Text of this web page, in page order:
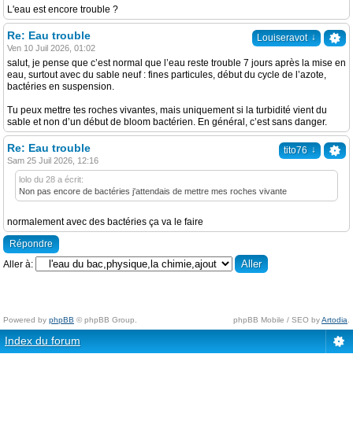
L'eau est encore trouble ?
Louiseravot ↓
Re: Eau trouble
Ven 10 Juil 2026, 01:02
salut, je pense que c’est normal que l’eau reste trouble 7 jours après la mise en
eau, surtout avec du sable neuf : fines particules, début du cycle de l’azote,
bactéries en suspension.
Tu peux mettre tes roches vivantes, mais uniquement si la turbidité vient du
sable et non d’un début de bloom bactérien. En général, c’est sans danger.
tito76 ↓
Re: Eau trouble
Sam 25 Juil 2026, 12:16
lolo du 28 a écrit:
Non pas encore de bactéries j'attendais de mettre mes roches vivante
normalement avec des bactéries ça va le faire
Répondre
Aller à:
Powered by phpBB © phpBB Group. phpBB Mobile / SEO byArtodia
Index du forum